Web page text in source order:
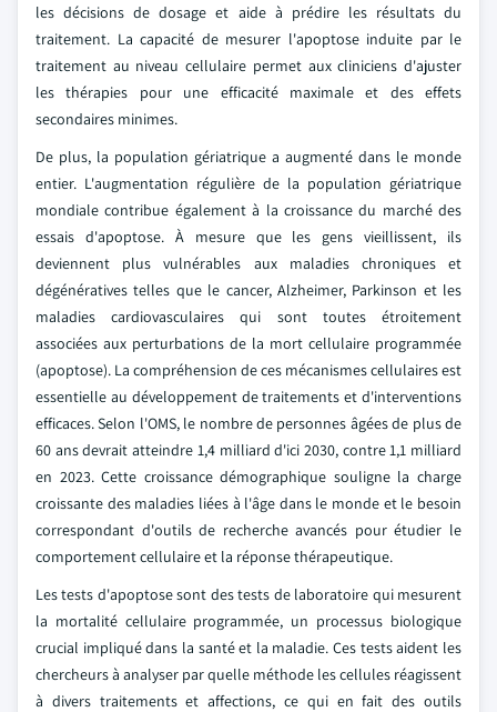
les décisions de dosage et aide à prédire les résultats du
traitement. La capacité de mesurer l'apoptose induite par le
traitement au niveau cellulaire permet aux cliniciens d'ajuster
les thérapies pour une efficacité maximale et des effets
secondaires minimes.
De plus, la population gériatrique a augmenté dans le monde
entier. L'augmentation régulière de la population gériatrique
mondiale contribue également à la croissance du marché des
essais d'apoptose. À mesure que les gens vieillissent, ils
deviennent plus vulnérables aux maladies chroniques et
dégénératives telles que le cancer, Alzheimer, Parkinson et les
maladies cardiovasculaires qui sont toutes étroitement
associées aux perturbations de la mort cellulaire programmée
(apoptose). La compréhension de ces mécanismes cellulaires est
essentielle au développement de traitements et d'interventions
efficaces. Selon l'OMS, le nombre de personnes âgées de plus de
60 ans devrait atteindre 1,4 milliard d'ici 2030, contre 1,1 milliard
en 2023. Cette croissance démographique souligne la charge
croissante des maladies liées à l'âge dans le monde et le besoin
correspondant d'outils de recherche avancés pour étudier le
comportement cellulaire et la réponse thérapeutique.
Les tests d'apoptose sont des tests de laboratoire qui mesurent
la mortalité cellulaire programmée, un processus biologique
crucial impliqué dans la santé et la maladie. Ces tests aident les
chercheurs à analyser par quelle méthode les cellules réagissent
à divers traitements et affections, ce qui en fait des outils